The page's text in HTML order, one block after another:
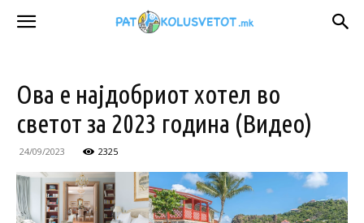
Ова е најдобриот хотел во
светот за 2023 година (Видео)
24/09/2023 2325